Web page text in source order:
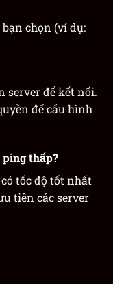
bạn chọn (ví dụ:
server để kết nối.
để cấu hình
ping thấp?
tốc độ tốt nhất
tiên các server